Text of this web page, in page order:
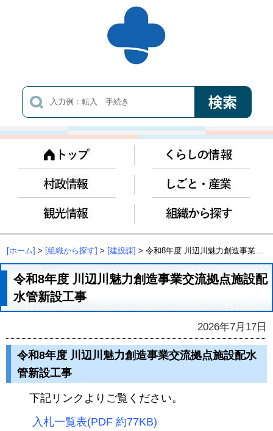
[ホーム] > [組織から探す] > [建設課] > 令和8年度 川辺川魅力創造事業交流拠点施設配水管新設工事
令和8年度 川辺川魅力創造事業交流拠点施設配
水管新設工事
2026年7月17日
令和8年度 川辺川魅力創造事業交流拠点施設配水
管新設工事
下記リンクよりご覧ください。
入札一覧表(PDF 約77KB)